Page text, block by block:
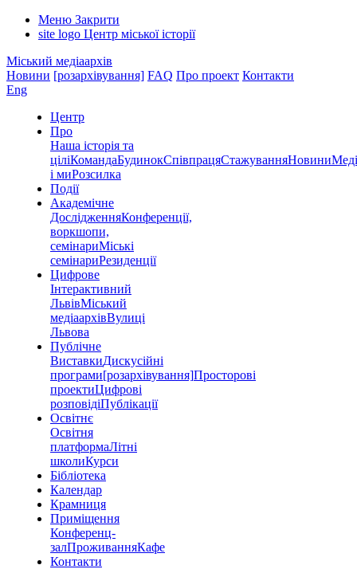
Меню Закрити
site logo Центр міської історії
Міський медіаархів
Новини [розархівування] FAQ Про проект Контакти
Eng
Центр
Про
Наша історія та
ціліКомандаБудинокСпівпрацяСтажуванняНовини
і миРозсилка
Події
Академічне
ДослідженняКонференції,
воркшопи,
семінариМіські
семінариРезиденції
Цифрове
Інтерактивний
ЛьвівМіський
медіаархівВулиці
Львова
Публічне
ВиставкиДискусійні
програми[розархівування]Просторові
проектиЦифрові
розповідіПублікації
Освітнє
Освітня
платформаЛітні
школиКурси
Бібліотека
Календар
Крамниця
Приміщення
Конференц-
залПроживанняКафе
Контакти